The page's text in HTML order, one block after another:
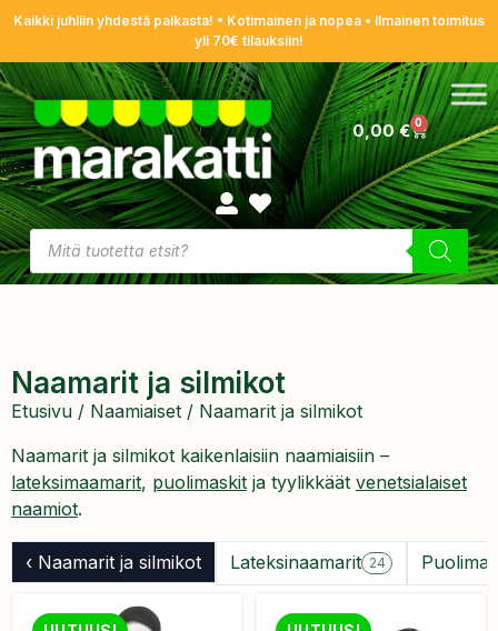
Kaikki juhliin yhdestä paikasta! • Kotimainen ja nopea • Ilmainen toimitus
yli 70€ tilauksiin!
0,00€ 0
Naamarit ja silmikot
Etusivu / Naamiaiset / Naamarit ja silmikot
Naamarit ja silmikot kaikenlaisiin naamiaisiin –
lateksimaamarit, puolimaskit ja tyylikkäät venetsialaiset
naamiot.
‹ Naamarit ja silmikot Lateksinaamarit 24